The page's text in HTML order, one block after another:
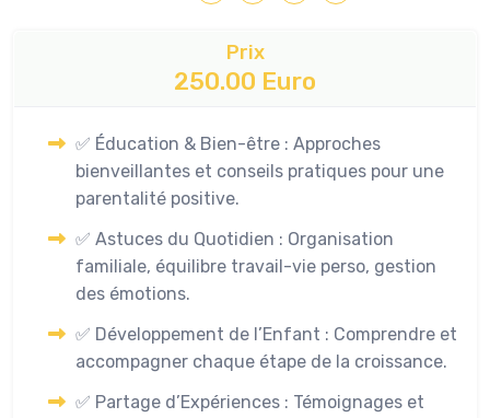
Prix
250.00 Euro
✅ Éducation & Bien-être : Approches
bienveillantes et conseils pratiques pour une
parentalité positive.
✅ Astuces du Quotidien : Organisation
familiale, équilibre travail-vie perso, gestion
des émotions.
✅ Développement de l’Enfant : Comprendre et
accompagner chaque étape de la croissance.
✅ Partage d’Expériences : Témoignages et